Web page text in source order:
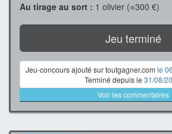
Au tirage au sort : 1 olivier (≈300 €)
Jeu terminé
Jeu-concours ajouté sur toutgagner.com le
Terminé depuis le 31/08/
Voir les commentaires